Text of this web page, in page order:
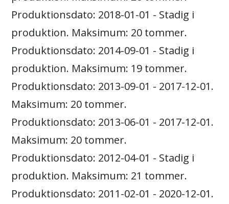
Produktionsdato: 2018-01-01 - Stadig i
produktion. Maksimum: 20 tommer.
Produktionsdato: 2014-09-01 - Stadig i
produktion. Maksimum: 19 tommer.
Produktionsdato: 2013-09-01 - 2017-12-01.
Maksimum: 20 tommer.
Produktionsdato: 2013-06-01 - 2017-12-01.
Maksimum: 20 tommer.
Produktionsdato: 2012-04-01 - Stadig i
produktion. Maksimum: 21 tommer.
Produktionsdato: 2011-02-01 - 2020-12-01.